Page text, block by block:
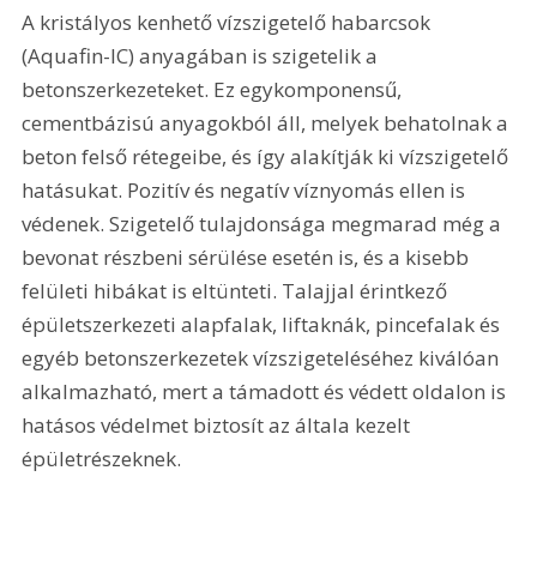
A kristályos kenhető vízszigetelő habarcsok
(Aquafin-IC) anyagában is szigetelik a
betonszerkezeteket. Ez egykomponensű,
cementbázisú anyagokból áll, melyek behatolnak a
beton felső rétegeibe, és így alakítják ki vízszigetelő
hatásukat. Pozitív és negatív víznyomás ellen is
védenek. Szigetelő tulajdonsága megmarad még a
bevonat részbeni sérülése esetén is, és a kisebb
felületi hibákat is eltünteti. Talajjal érintkező
épületszerkezeti alapfalak, liftaknák, pincefalak és
egyéb betonszerkezetek vízszigeteléséhez kiválóan
alkalmazható, mert a támadott és védett oldalon is
hatásos védelmet biztosít az általa kezelt
épületrészeknek.